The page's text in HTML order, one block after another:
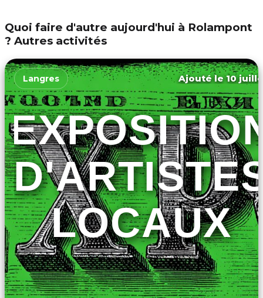
Quoi faire d'autre aujourd'hui à Rolampont
? Autres activités
Langres Ajouté le 10
LOCAUX